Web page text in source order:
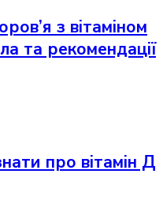
з вітаміном
та рекомендації
про вітамін Д